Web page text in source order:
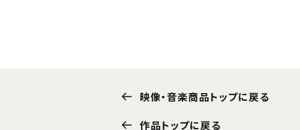
映像・音楽商品トップに戻る
作品トップに戻る